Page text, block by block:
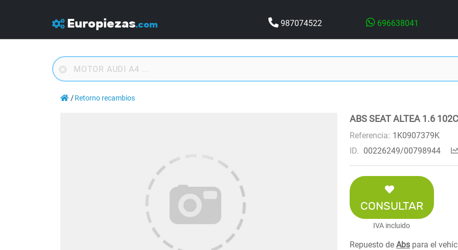
Europiezas.com 987074522 696638041
Retorno recambios
ABS SEAT ALTEA 1.6
Referencia: 1K0907379K
ID. 00226249/00798944
CONSULTAR
IVA incluido
Repuesto de Abs para el